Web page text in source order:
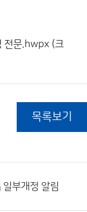
전문.hwpx (크
목록보기
일부개정 알림